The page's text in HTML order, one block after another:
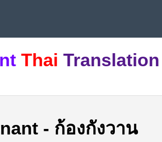
Thai Translation
- ก้องกังวาน